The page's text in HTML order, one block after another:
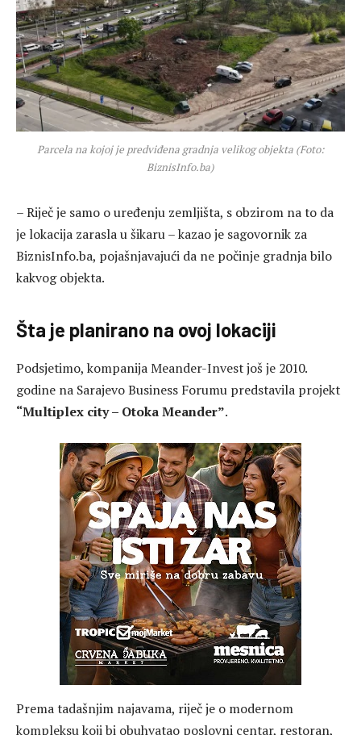
Parcela na kojoj je predviđena gradnja velikog objekta (Foto:
BiznisInfo.ba)
– Riječ je samo o uređenju zemljišta, s obzirom na to da
je lokacija zarasla u šikaru – kazao je sagovornik za
BiznisInfo.ba, pojašnjavajući da ne počinje gradnja bilo
kakvog objekta.
Šta je planirano na ovoj lokaciji
Podsjetimo, kompanija Meander-Invest još je 2010.
godine na Sarajevo Business Forumu predstavila projekt
“Multiplex city – Otoka Meander”.
Prema tadašnjim najavama, riječ je o modernom
kompleksu koji bi obuhvatao poslovni centar, restoran,